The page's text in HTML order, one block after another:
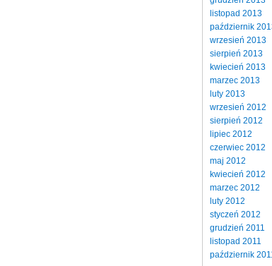
listopad 2013
październik
wrzesień 2013
sierpień 2013
kwiecień 2013
marzec 2013
luty 2013
wrzesień 2012
sierpień 2012
lipiec 2012
czerwiec 2012
maj 2012
kwiecień 2012
marzec 2012
luty 2012
styczeń 2012
grudzień 2011
listopad 2011
październik